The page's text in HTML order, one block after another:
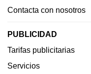
Contacta con nosotros
PUBLICIDAD
Tarifas publicitarias
Servicios